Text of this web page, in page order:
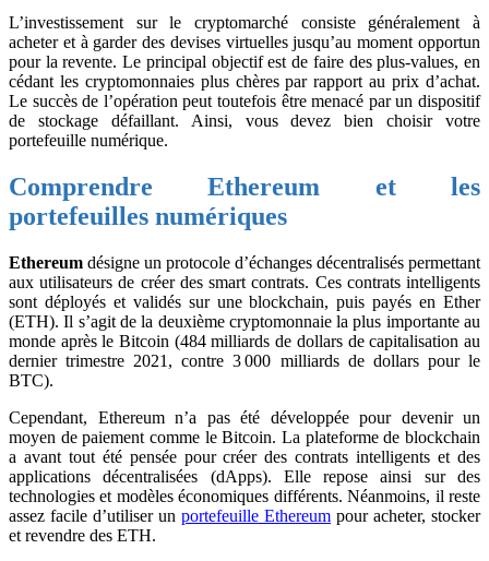
L’investissement sur le cryptomarché consiste généralement à
acheter et à garder des devises virtuelles jusqu’au moment opportun
pour la revente. Le principal objectif est de faire des plus-values, en
cédant les cryptomonnaies plus chères par rapport au prix d’achat.
Le succès de l’opération peut toutefois être menacé par un dispositif
de stockage défaillant. Ainsi, vous devez bien choisir votre
portefeuille numérique.
Comprendre Ethereum et les
portefeuilles numériques
Ethereum désigne un protocole d’échanges décentralisés permettant
aux utilisateurs de créer des smart contrats. Ces contrats intelligents
sont déployés et validés sur une blockchain, puis payés en Ether
(ETH). Il s’agit de la deuxième cryptomonnaie la plus importante au
monde après le Bitcoin (484 milliards de dollars de capitalisation au
dernier trimestre 2021, contre 3 000 milliards de dollars pour le
BTC).
Cependant, Ethereum n’a pas été développée pour devenir un
moyen de paiement comme le Bitcoin. La plateforme de blockchain
a avant tout été pensée pour créer des contrats intelligents et des
applications décentralisées (dApps). Elle repose ainsi sur des
technologies et modèles économiques différents. Néanmoins, il reste
assez facile d’utiliser un portefeuille Ethereum pour acheter, stocker
et revendre des ETH.